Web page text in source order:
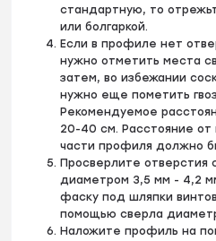
стандартную, то
или болгаркой.
Если в профиле нет
нужно отметить места
затем, во избежании
нужно еще пометить
Рекомендуемое
20-40 см. Расстояние от
части профиля должно
Просверлите отверстия
диаметром 3,5 мм - 4,2
фаску под шляпки
помощью сверла
Наложите профиль на